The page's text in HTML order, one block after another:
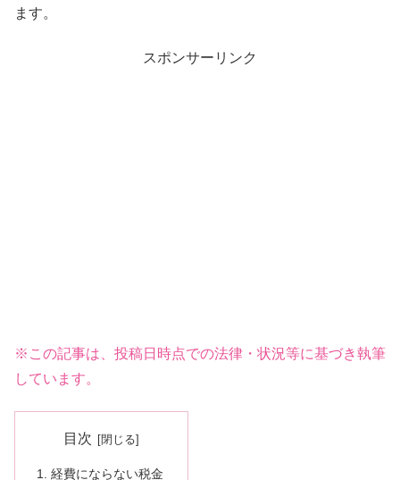
ます。
スポンサーリンク
※この記事は、投稿日時点での法律・状況等に基づき執筆
しています。
目次
経費にならない税金